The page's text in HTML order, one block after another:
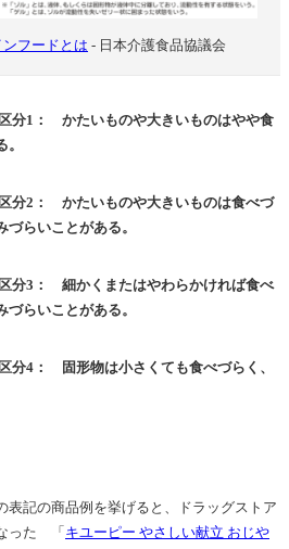
フードとは - 日本介護食品協議会
分1： かたいものや大きいものはやや食
分2： かたいものや大きいものは食べづ
らいことがある。
分3： 細かくまたはやわらかければ食べ
らいことがある。
分4： 固形物は小さくても食べづらく、
表記の商品例を挙げると、ドラッグストア
った 「 キユーピー やさしい献立 おじや